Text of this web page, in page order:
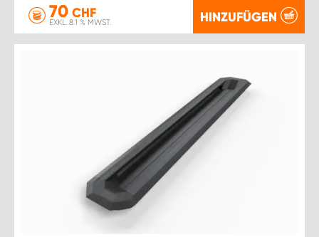
70 CHF
EXKL. 8.1 % MWST. HINZUFÜGEN